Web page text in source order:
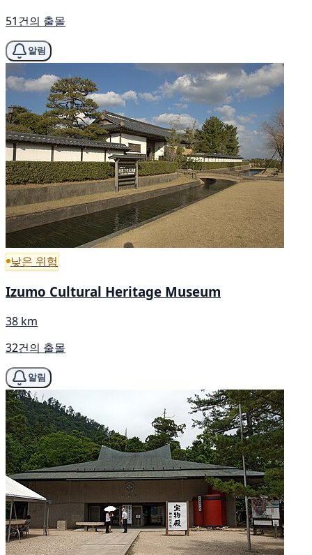
51건의 출몰
알림
낮은 위험
Izumo Cultural Heritage Museum
38 km
32건의 출몰
알림